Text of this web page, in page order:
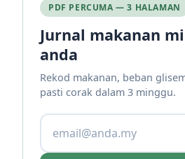
PDF PERCUMA — 3 HALAMAN
Jurnal makanan
anda
Rekod makanan, beban
pasti corak dalam 3 minggu.